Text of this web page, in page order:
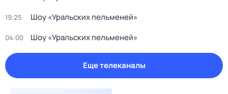
19:25 Шоу «Уральских пельменей»
04:00 Шоу «Уральских пельменей»
Еще телеканалы